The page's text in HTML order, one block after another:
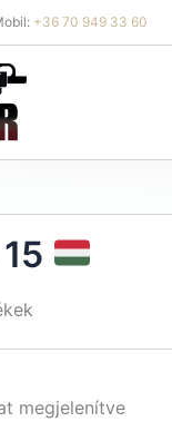
+36 70 949 33 60
megjelenítveSorted